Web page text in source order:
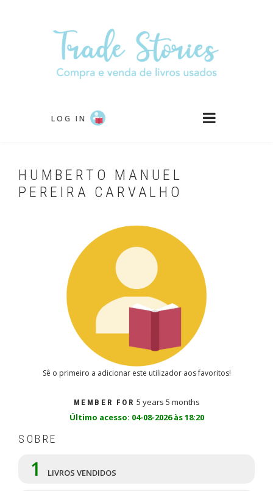
LOG IN
HUMBERTO MANUEL
PEREIRA CARVALHO
Sê o primeiro a adicionar este utilizador aos favoritos!
MEMBER FOR 5 years 5 months
Último acesso: 04-08-2026 às 18:20
SOBRE
1 LIVROS VENDIDOS